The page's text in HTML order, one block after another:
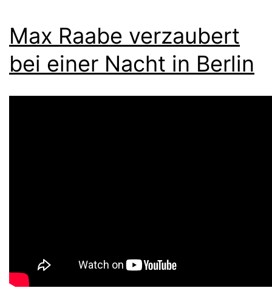
Max Raabe verzaubert
bei einer Nacht in Berlin